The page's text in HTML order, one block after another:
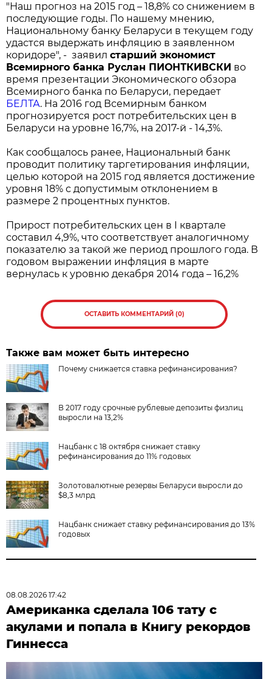
"Наш прогноз на 2015 год – 18,8% со снижением в
последующие годы. По нашему мнению,
Национальному банку Беларуси в текущем году
удастся выдержать инфляцию в заявленном
коридоре", - заявилстарший экономист
Всемирного банка Руслан ПИОНТКИВСКИ во
время презентации Экономического обзора
Всемирного банка по Беларуси, передает
БЕЛТА. На 2016 год Всемирным банком
прогнозируется рост потребительских цен в
Беларуси на уровне 16,7%, на 2017-й - 14,3%.
Как сообщалось ранее, Национальный банк
проводит политику таргетирования инфляции,
целью которой на 2015 год является достижение
уровня 18% с допустимым отклонением в
размере 2 процентных пунктов.
Прирост потребительских цен в I квартале
составил 4,9%, что соответствует аналогичному
показателю за такой же период прошлого года. В
годовом выражении инфляция в марте
вернулась к уровню декабря 2014 года – 16,2%
ОСТАВИТЬ КОММЕНТАРИЙ (0)
Также вам может быть интересно
Почему снижается ставка рефинансирования?
В 2017 году срочные рублевые депозиты физлиц
выросли на 13,2%
Нацбанк с 18 октября снижает ставку
рефинансирования до 11% годовых
Золотовалютные резервы Беларуси выросли до
$8,3 млрд
Нацбанк снижает ставку рефинансирования до 13%
годовых
08.08.2026 17:42
Американка сделала 106 тату с
акулами и попала в Книгу рекордов
Гиннесса